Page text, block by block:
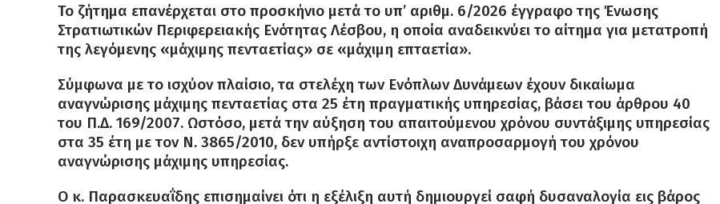
Το ζήτημα επανέρχεται στο προσκήνιο μετά το υπ’ αριθμ. 6/2026 έγγραφο της Ένωσης
Στρατιωτικών Περιφερειακής Ενότητας Λέσβου, η οποία αναδεικνύει το αίτημα για μετατροπή
της λεγόμενης «μάχιμης πενταετίας» σε «μάχιμη επταετία».
Σύμφωνα με το ισχύον πλαίσιο, τα στελέχη των Ενόπλων Δυνάμεων έχουν δικαίωμα
αναγνώρισης μάχιμης πενταετίας στα 25 έτη πραγματικής υπηρεσίας, βάσει του άρθρου 40
του Π.Δ. 169/2007. Ωστόσο, μετά την αύξηση του απαιτούμενου χρόνου συντάξιμης υπηρεσίας
στα 35 έτη με τον Ν. 3865/2010, δεν υπήρξε αντίστοιχη αναπροσαρμογή του χρόνου
αναγνώρισης μάχιμης υπηρεσίας.
Ο κ. Παρασκευαΐδης επισημαίνει ότι η εξέλιξη αυτή δημιουργεί σαφή δυσαναλογία εις βάρος